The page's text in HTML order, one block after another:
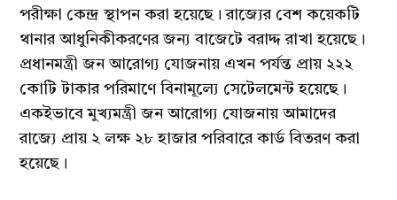
পরীক্ষা কেন্দ্র স্থাপন করা হয়েছে। রাজ্যের বেশ কয়েকটি
থানার আধুনিকীকরণের জন্য বাজেটে বরাদ্দ রাখা হয়েছে।
প্রধানমন্ত্রী জন আরোগ্য যোজনায় এখন পর্যন্ত প্রায় ২২২
কোটি টাকার পরিমাণে বিনামূল্যে সেটেলমেন্ট হয়েছে।
একইভাবে মুখ্যমন্ত্রী জন আরোগ্য যোজনায় আমাদের
রাজ্যে প্রায় ২ লক্ষ ২৮ হাজার পরিবারে কার্ড বিতরণ করা
হয়েছে।